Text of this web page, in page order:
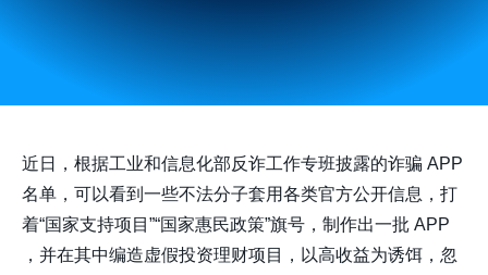
近日，根据工业和信息化部反诈工作专班披露的诈骗 APP
名单，可以看到一些不法分子套用各类官方公开信息，打
着“国家支持项目”“国家惠民政策”旗号，制作出一批 APP
，并在其中编造虚假投资理财项目，以高收益为诱饵，忽